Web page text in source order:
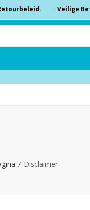
Veilige
Disclaimer